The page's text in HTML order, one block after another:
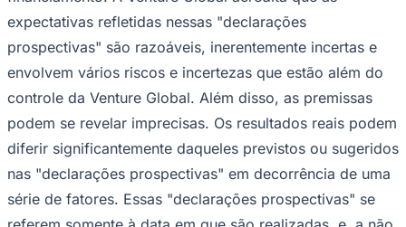
expectativas refletidas nessas "declarações
prospectivas" são razoáveis, inerentemente incertas e
envolvem vários riscos e incertezas que estão além do
controle da Venture Global. Além disso, as premissas
podem se revelar imprecisas. Os resultados reais podem
diferir significantemente daqueles previstos ou sugeridos
nas "declarações prospectivas" em decorrência de uma
série de fatores. Essas "declarações prospectivas" se